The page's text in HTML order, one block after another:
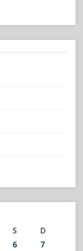
S
D
6
7